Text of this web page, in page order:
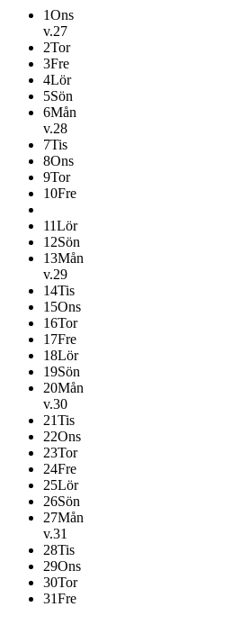
1Ons
v.27
2Tor
3Fre
4Lör
5Sön
6Mån
v.28
7Tis
8Ons
9Tor
10Fre
11Lör
12Sön
13Mån
v.29
14Tis
15Ons
16Tor
17Fre
18Lör
19Sön
20Mån
v.30
21Tis
22Ons
23Tor
24Fre
25Lör
26Sön
27Mån
v.31
28Tis
29Ons
30Tor
31Fre